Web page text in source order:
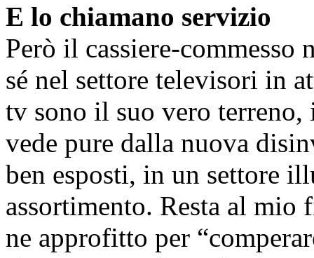
E lo chiamano servizio
Però il cassiere-
sé nel settore televisori in
tv sono il suo vero
vede pure dalla nuova
ben esposti, in un settore
assortimento. Resta al mio
ne approfitto per